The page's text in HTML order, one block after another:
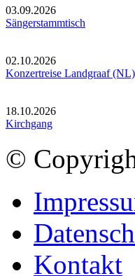
03.09.2026
Sängerstammtisch
02.10.2026
Konzertreise Landgraaf (NL)
18.10.2026
Kirchgang
©
Kontakt